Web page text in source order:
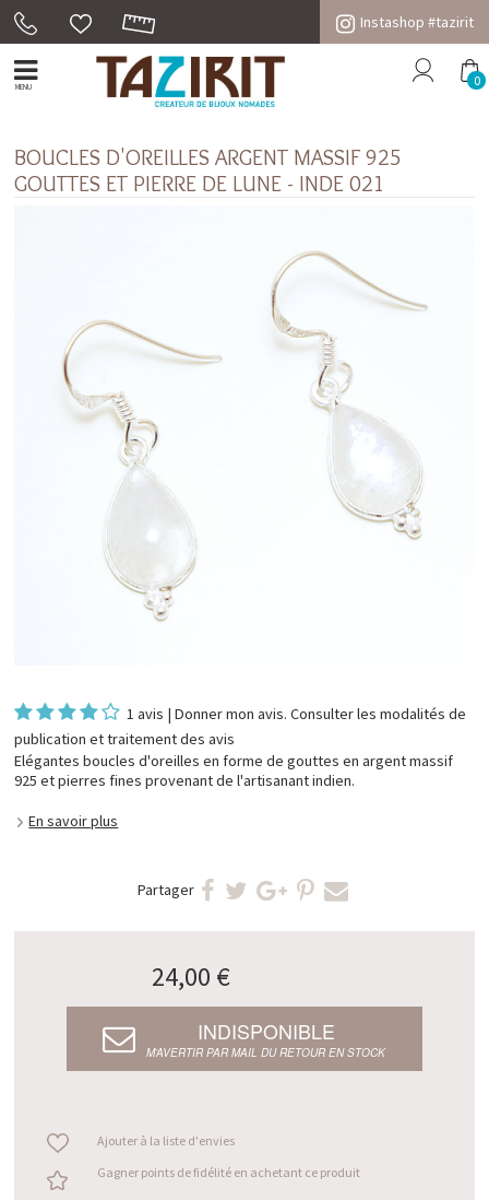
Instashop #tazirit
MENU 0
BOUCLES D'OREILLES ARGENT MASSIF 925
GOUTTES ET PIERRE DE LUNE - INDE 021
1 avis |Donner mon avis. Consulter lesmodalités de
publication et traitement des avis
Elégantes boucles d'oreilles en forme de gouttes en argent massif
925 et pierres fines provenant de l'artisanant indien.
En savoir plus
Partager
24,00 €
INDISPONIBLE
M’AVERTIR PAR MAIL DU RETOUR EN STOCK
Ajouter à la liste d'envies
Gagner points de fidélité en achetant ce produit